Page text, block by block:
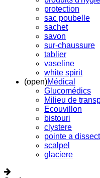
protection
sac poubelle
sachet
savon
sur-chaussure
tablier
vaseline
white spirit
(open)Médical
Glucomédics
Milieu de
Ecouvillon
bistouri
clystere
pointe a
scalpel
glaciere